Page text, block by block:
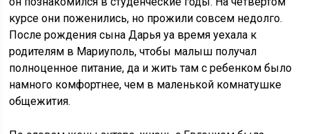
курсе они поженились, но прожили совсем недолго.
После рождения сына Дарья yа время уехала к
родителям в Мариуполь, чтобы малыш получал
полноценное питание, да и жить там с ребенком было
намного комфортнее, чем в маленькой комнатушке
общежития.